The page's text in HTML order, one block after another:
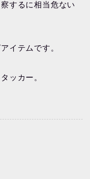
するに相当危ない
イテムです。
ッカー。